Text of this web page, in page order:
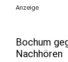
Anzeige
Bochum
Nachhören